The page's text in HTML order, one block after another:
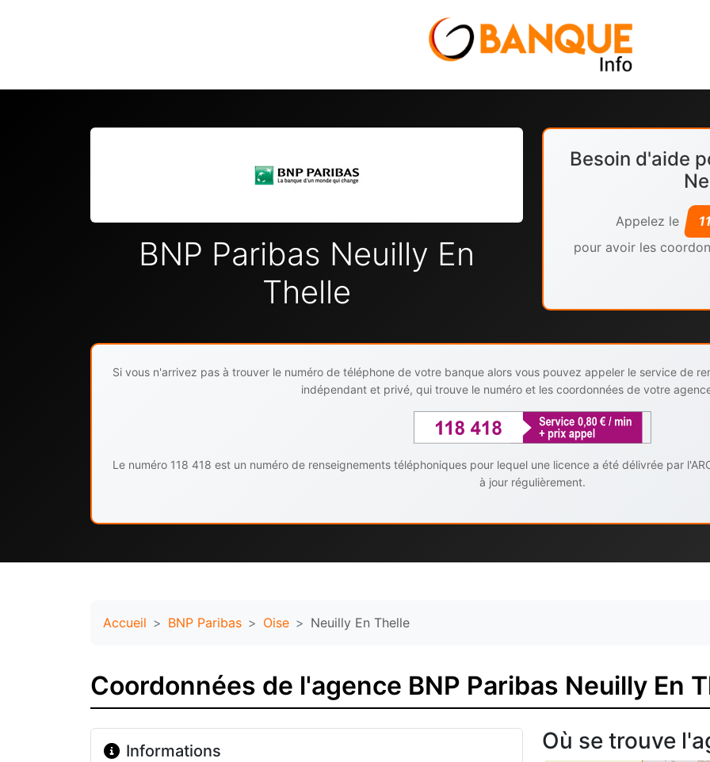
BNP Paribas Neuilly En
Thelle
Besoin d'aide
Appelez le
pour avoir les
Si vous n'arrivez pas à trouver le numéro de téléphone de votre banque alors vous pouvez appeler le service de
indépendant et privé, qui trouve le numéro et les coordonnées de votre
Le numéro 118 418 est un numéro de renseignements téléphoniques pour lequel une licence a été délivrée par
à jour régulièrement.
Accueil BNP Paribas Oise Neuilly En Thelle
Coordonnées de l'agence BNP Paribas Neuilly En
Informations Où se trouve